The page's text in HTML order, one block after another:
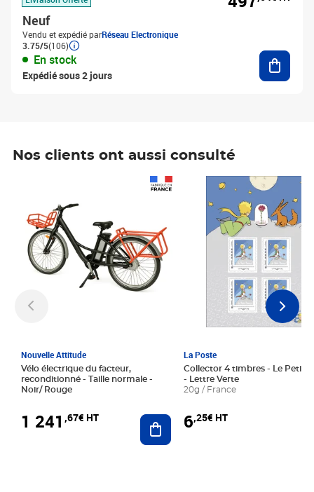
Neuf
Vendu et expédié parRéseau Electronique
3.75/5(106)
En stock
Expédié sous 2 jours
Nos clients ont aussi consulté
Nouvelle Attitude
Vélo électrique du facteur,
reconditionné - Taille normale -
Noir/ Rouge
1 241 ,67€ HT Ajouter au panier
La Poste
Collector 4 timbres - Le Petit
- Lettre Verte
20g / France
6,25€ HT
Prix 6,25€ HT